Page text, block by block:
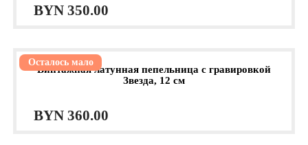
BYN 350.00
Осталось мало
Винтажная латунная пепельница с гравировкой
Звезда, 12 см
BYN 360.00